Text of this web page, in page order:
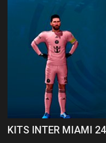
KITS INTER MIAMI